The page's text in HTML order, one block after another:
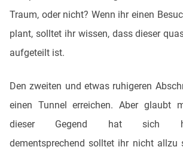
Traum, oder nicht? Wenn ihr einen
plant, solltet ihr wissen, dass dieser
aufgeteilt ist.
Den zweiten und etwas ruhigeren
einen Tunnel erreichen. Aber glaubt
dieser Gegend hat sich
dementsprechend solltet ihr nicht allzu